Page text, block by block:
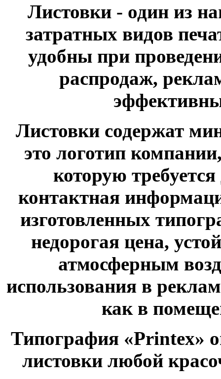
Листовки - один из
затратных видов
удобны при
распродаж,
Листовки содержат
это логотип
которую
контактная
изготовленных
недорогая цена,
атмосферным
использования в
как в
Типография «Printex»
листовки любой